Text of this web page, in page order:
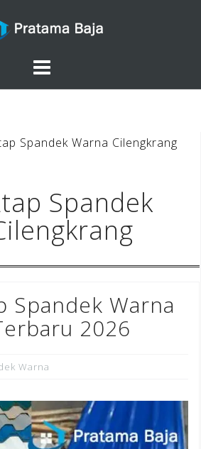
Spandek Warna Cilengkrang
Spandek
Spandek Warna
2026
Warna